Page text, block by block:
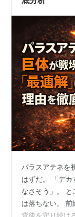
パラスアテネを
はずだ。 「デ
なさそう」。
は落ちない。
背後を守り続け